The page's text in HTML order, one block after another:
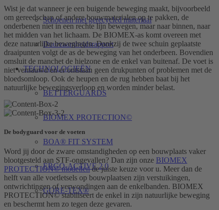
Schoenen met gerecycled materiaal
Duurzaamheidsrapport
TECHNOLOGIEËN
BETTERGUARDS
BIOMEX PROTECTION©
BOA® FIT SYSTEM
ERGO-ACTIVE 2.0
GORE-TEX®
Wist je dat wanneer je een buigende beweging maakt, bijvoorbeeld
om gereedschap of andere bouwmaterialen op te pakken, de
onderbenen niet in een rechte lijn bewegen, maar naar binnen, naar
het midden van het lichaam. De BIOMEX-as komt overeen met
deze natuurlijke bewegingen. Dankzij de twee schuin geplaatste
draaipunten volgt de as de beweging van het onderbeen. Bovendien
omsluit de manchet de hielzone en de enkel van buitenaf. De voet is
niet vernauwd en er ontstaan geen drukpunten of problemen met de
bloedsomloop. Ook de heupen en de rug hebben baat bij het
natuurlijke bewegingsverloop en worden minder belast.
De bodyguard voor de voeten
Word jij door de zware omstandigheden op een bouwplaats vaker
blootgesteld aan STF-ongevallen? Dan zijn onze BIOMEX
PROTECTION© modellende juiste keuze voor u. Meer dan de
helft van alle voetletsels op bouwplaatsen zijn verstuikingen,
ontwrichtingen of verwondingen aan de enkelbanden. BIOMEX
PROTECTION© stabiliseert de enkel in zijn natuurlijke beweging
en beschermt hem zo tegen deze gevaren.